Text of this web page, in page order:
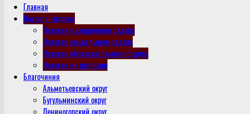
Главная
Новости Епархии
Новости молодежного отдела
Новости социального отдела
Новости образовательного отдела
Новости митрополии
Благочиния
Альметьевский округ
Бугульминский округ
Лениногорский округ